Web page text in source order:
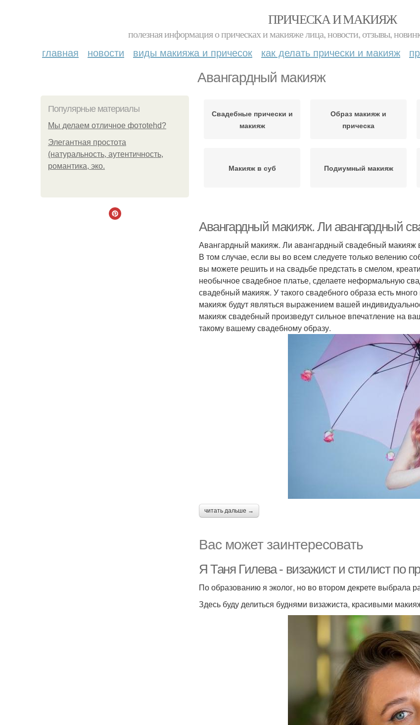
ПРИЧЕСКА И МАКИЯЖ
полезная информация о прическах и макияже лица, новости, отзывы,
главная новости виды макияжа и причесок как делать прически и макияж
Авангардный макияж
Популярные материалы
Мы делаем отличное фотоtehd?
Элегантная простота
(натуральность, аутентичность,
романтика, эко.
Свадебные прически и
макияж
Образ макияж и
прическа
Макияж в суб Подиумный макияж
Авангардный макияж. Ли авангардный
Авангардный макияж. Ли авангардный свадебный макияж
В том случае, если вы во всем следуете только велению
вы можете решить и на свадьбе предстать в смелом,
необычное свадебное платье, сделаете неформальную
свадебный макияж. У такого свадебного образа есть
макияж будут являться выражением вашей
макияж свадебный произведут сильное впечатление на
такому вашему свадебному образу.
читать дальше →
Вас может заинтересовать
Я Таня Гилева - визажист и стилист по
По образованию я эколог, но во втором декрете выбрала
Здесь буду делиться буднями визажиста, красивыми